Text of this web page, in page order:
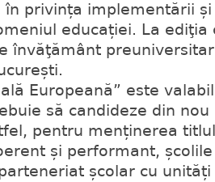
în privința implementării
educației. La ediţia
învăţământ
Europeană” este
să candideze din
pentru menținerea
și performant,
școlar cu